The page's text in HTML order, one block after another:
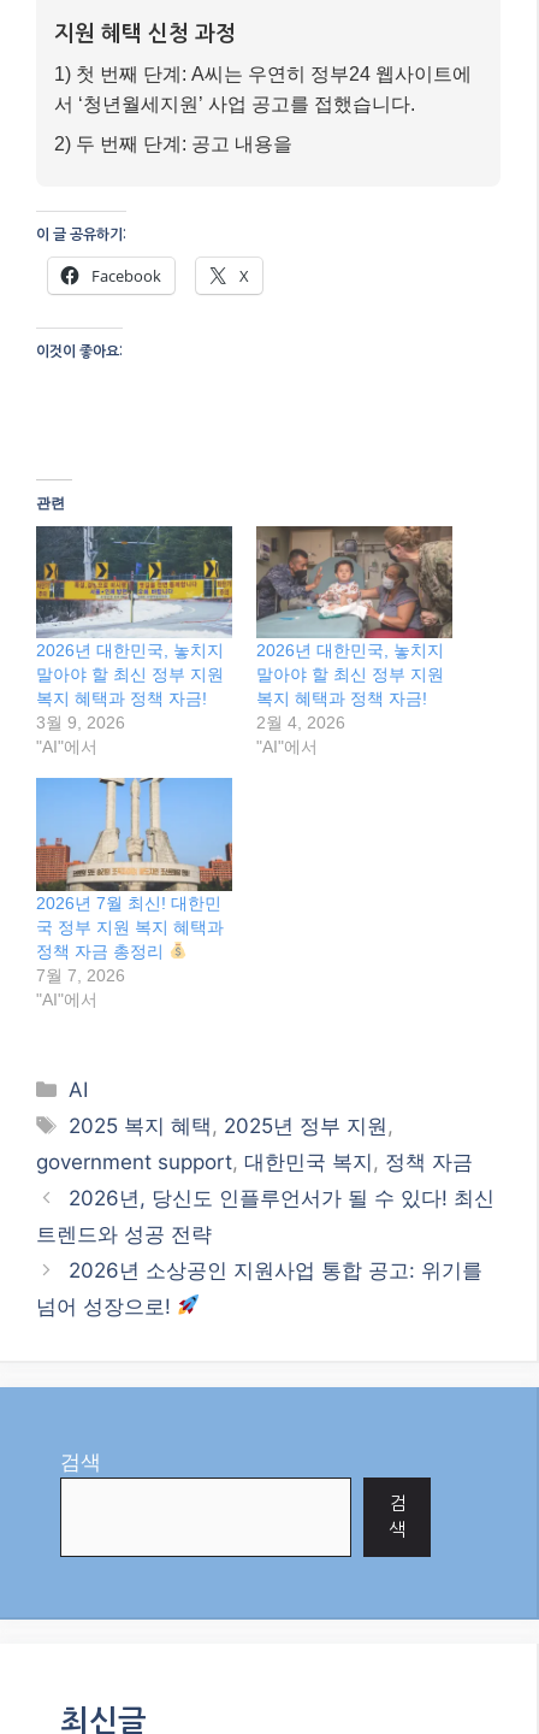
지원 혜택 신청 과정
1) 첫 번째 단계: A씨는 우연히 정부24 웹사이트에
서 ‘청년월세지원’ 사업 공고를 접했습니다.
2) 두 번째 단계: 공고 내용을
이 글 공유하기:
Facebook X
이것이 좋아요:
관련
2026년 대한민국, 놓치지
말아야 할 최신 정부 지원
복지 혜택과 정책 자금!
3월 9, 2026
"AI"에서
2026년 대한민국, 놓치지
말아야 할 최신 정부 지원
복지 혜택과 정책 자금!
2월 4, 2026
"AI"에서
2026년 7월 최신! 대한민
국 정부 지원 복지 혜택과
정책 자금 총정리
7월 7, 2026
"AI"에서
Categories
AI
Tags
2025 복지 혜택 , 2025년 정부 지원 ,
government support, 대한민국 복지 , 정책 자금
2026년, 당신도 인플루언서가 될 수 있다! 최신
트렌드와 성공 전략
2026년 소상공인 지원사업 통합 공고: 위기를
넘어 성장으로!
검색
검
색
최신글